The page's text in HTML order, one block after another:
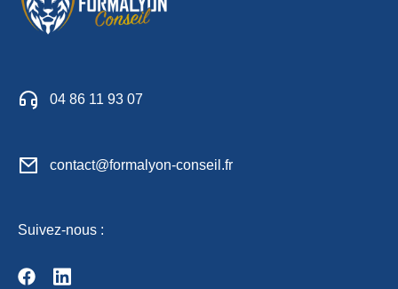
04 86 11 93 07
contact@formalyon-conseil.fr
Suivez-nous :